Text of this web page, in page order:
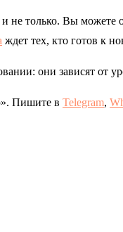
не только. Вы можете
ждет тех, кто готов к
они зависят от
Пишите в Telegram,